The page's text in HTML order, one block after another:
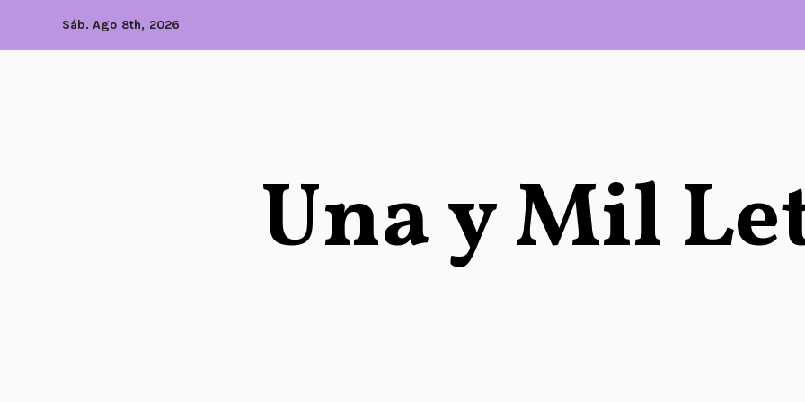
Sáb. Ago 8th, 2026
Una y Mil